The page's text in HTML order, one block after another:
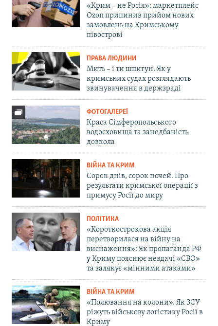
«Крим – не Росія»: маркетплейс
Ozon припинив прийом нових
замовлень на Кримському
півострові
ПРАВА ЛЮДИНИ
Мить – і ти шпигун. Як у
кримських судах розглядають
звинувачення в держзраді
ФОТОГАЛЕРЕЇ
Краса Сімферопольського
водосховища та занедбаність
довкола
ВІЙНА ТА КРИМ
Сорок днів, сорок ночей. Про
результати кримської операції з
примусу Росії до миру
ПОЛІТИКА
«Короткострокова акція
перетворилася на війну на
виснаження»: Як пропаганда РФ
у Криму пояснює невдачі «СВО»
та залякує «мінними атаками»
ВІЙНА ТА КРИМ
«Полювання на колони». Як ЗСУ
ріжуть військову логістику Росії в
Криму